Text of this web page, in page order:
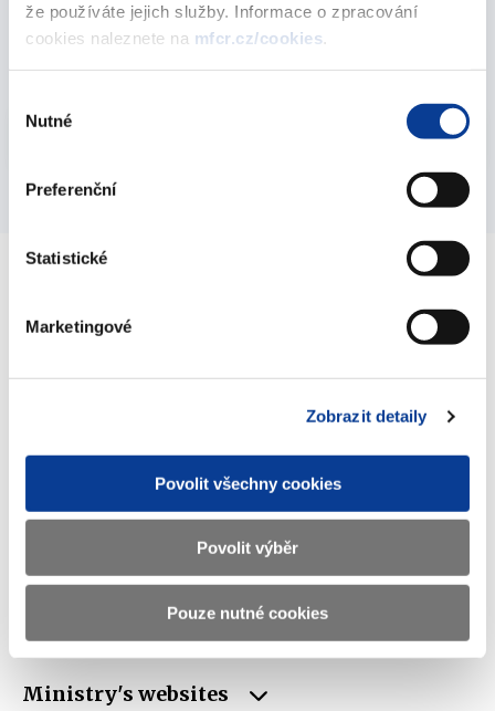
že používáte jejich služby. Informace o zpracování
cookies naleznete na mfcr.cz/cookies.
souhlasu
Nutné
Preferenční
Statistické
Marketingové
Zobrazit detaily
Povolit všechny cookies
Povolit výběr
Pouze nutné cookies
Government guarantees 2021-2024
Vyberte
Ministry of Finance of the Czech Republic
Address Letenská 15, 118 10 Praha
ID 00006947
CZ00006947
Ministry's websites